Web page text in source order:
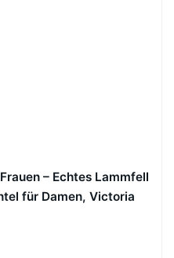
– Echtes Lammfell
für Damen, Victoria